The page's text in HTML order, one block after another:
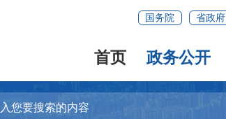
国务院 省政府
首页 政务公开